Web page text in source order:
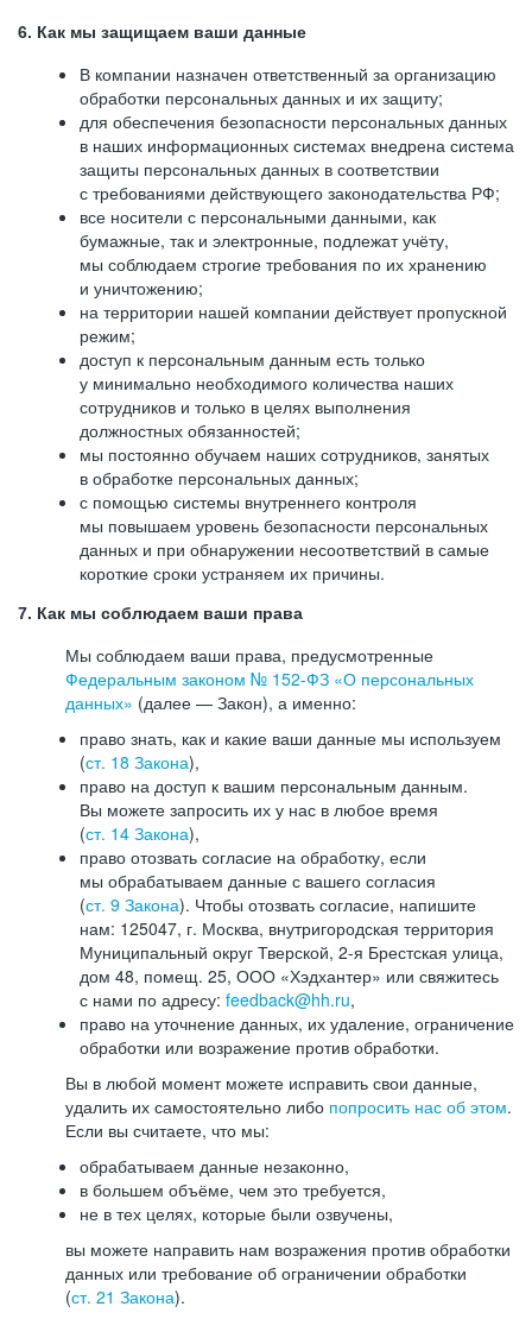
6. Как мы защищаем ваши данные
В компании назначен ответственный за организацию
обработки персональных данных и их защиту;
для обеспечения безопасности персональных данных
в наших информационных системах внедрена система
защиты персональных данных в соответствии
с требованиями действующего законодательства РФ;
все носители с персональными данными, как
бумажные, так и электронные, подлежат учёту,
мы соблюдаем строгие требования по их хранению
и уничтожению;
на территории нашей компании действует пропускной
режим;
доступ к персональным данным есть только
у минимально необходимого количества наших
сотрудников и только в целях выполнения
должностных обязанностей;
мы постоянно обучаем наших сотрудников, занятых
в обработке персональных данных;
с помощью системы внутреннего контроля
мы повышаем уровень безопасности персональных
данных и при обнаружении несоответствий в самые
короткие сроки устраняем их причины.
7. Как мы соблюдаем ваши права
Мы соблюдаем ваши права, предусмотренные
Федеральным законом № 152-ФЗ «О персональных
данных» (далее — Закон), а именно:
право знать, как и какие ваши данные мы используем
(ст. 18 Закона),
право на доступ к вашим персональным данным.
Вы можете запросить их у нас в любое время
(ст. 14 Закона),
право отозвать согласие на обработку, если
мы обрабатываем данные с вашего согласия
(ст. 9 Закона). Чтобы отозвать согласие, напишите
нам: 125047, г. Москва, внутригородская территория
Муниципальный округ Тверской, 2-я Брестская улица,
дом 48, помещ. 25, ООО «Хэдхантер» или свяжитесь
с нами по адресу: feedback@hh.ru,
право на уточнение данных, их удаление, ограничение
обработки или возражение против обработки.
Вы в любой момент можете исправить свои данные,
удалить их самостоятельно либо попросить нас об этом.
Если вы считаете, что мы:
обрабатываем данные незаконно,
в большем объёме, чем это требуется,
не в тех целях, которые были озвучены,
вы можете направить нам возражения против обработки
данных или требование об ограничении обработки
(ст. 21 Закона).